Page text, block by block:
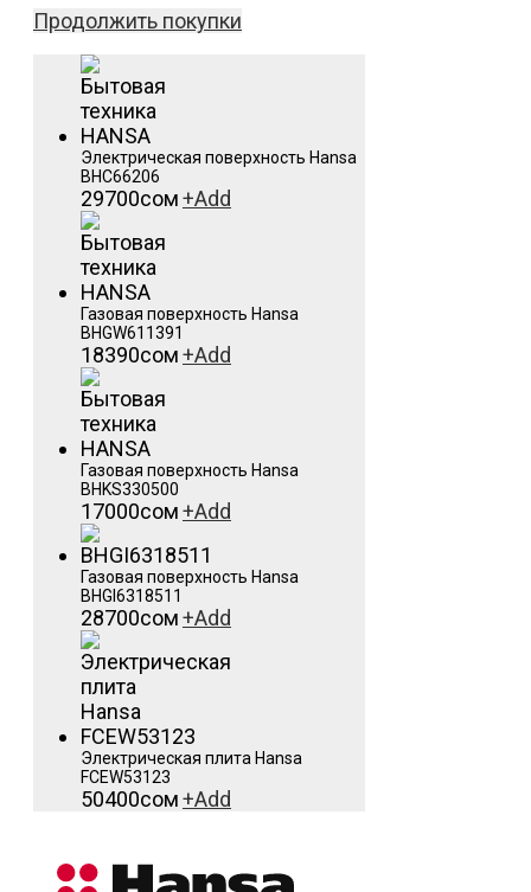
Продолжить покупки
Электрическая поверхность Hansa
BHC66206
29700сом+Add
Газовая поверхность Hansa
BHGW611391
18390сом+Add
Газовая поверхность Hansa
BHKS330500
17000сом+Add
Газовая поверхность Hansa
BHGI6318511
28700сом+Add
Электрическая плита Hansa
FCEW53123
50400сом+Add